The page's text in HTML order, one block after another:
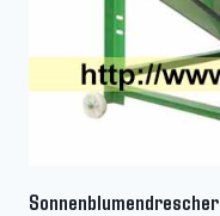
Sonnenblumendrescher